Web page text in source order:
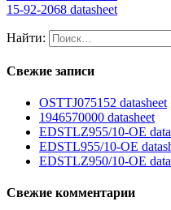
15-92-2068 datasheet
Найти:
Свежие записи
OSTTJ075152 datasheet
1946570000 datasheet
EDSTLZ955/10-OE
EDSTL955/10-OE
EDSTLZ950/10-OE
Свежие комментарии